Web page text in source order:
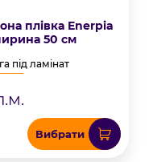
плівка Enerpia
50 см
під ламінат
Вибрати